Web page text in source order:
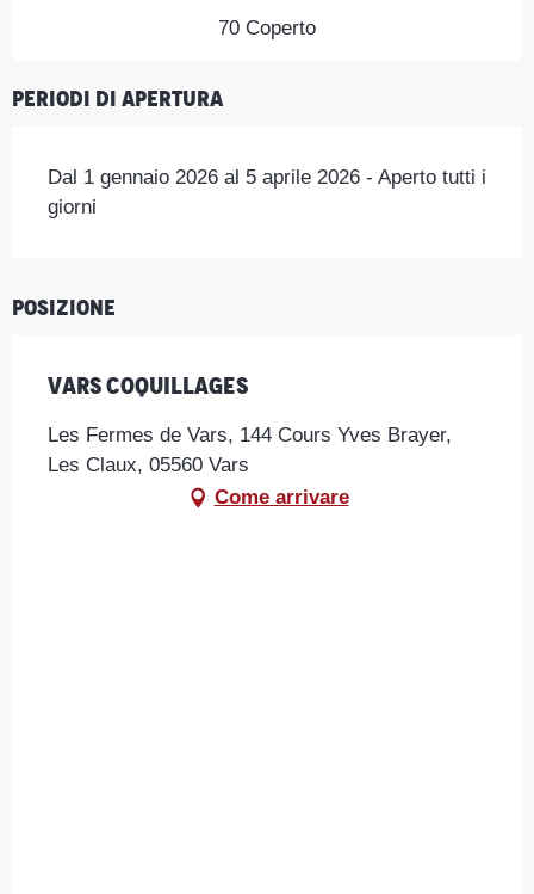
70 Coperto
Periodi di apertura
Dal 1 gennaio 2026 al 5 aprile 2026 - Aperto tutti i
giorni
Posizione
Vars Coquillages
Les Fermes de Vars, 144 Cours Yves Brayer,
Les Claux, 05560 Vars
Come arrivare